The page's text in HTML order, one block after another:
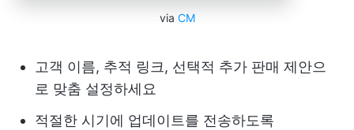
via CM
고객 이름, 추적 링크, 선택적 추가 판매 제안으
로 맞춤 설정하세요
적절한 시기에 업데이트를 전송하도록